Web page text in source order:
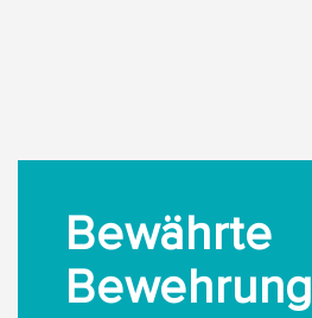
Bewährte
Bewehrung